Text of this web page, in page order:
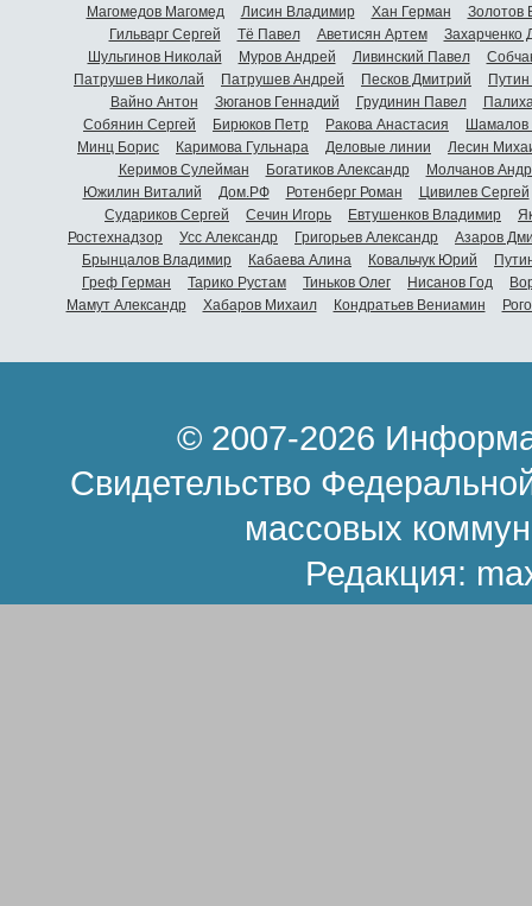
Магомедов Магомед
Лисин Владимир Хан Герман
Золотов
Гильварг Сергей
Тё Павел Аветисян Артем
Захарченко
Шульгинов Николай
Муров Андрей Ливинский Павел
Патрушев Николай
Патрушев Андрей Песков Дмитрий
Вайно Антон
Зюганов Геннадий Грудинин Павел
Собянин Сергей
Бирюков Петр Ракова Анастасия
Шамалов
Минц Борис
Каримова Гульнара Деловые линии
Лесин
Керимов Сулейман
Богатиков Александр
Молчанов
Южилин Виталий
Дом.РФ Ротенберг Роман
Цивилев Сергей
Судариков Сергей
Сечин Игорь Евтушенков Владимир
Ростехнадзор
Усс Александр Григорьев Александр
Азаров
Брынцалов Владимир
Кабаева Алина Ковальчук Юрий
Греф Герман
Тарико Рустам Тиньков Олег Нисанов Год
Мамут Александр
Хабаров Михаил Кондратьев Вениамин
© 2007-2026
Свидетельство
массовых
Редакция: